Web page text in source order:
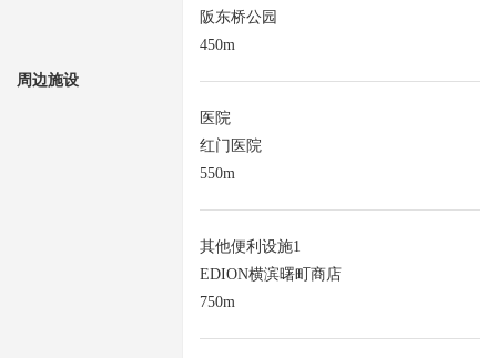
周边施设
阪东桥公园
450m
医院
红门医院
550m
其他便利设施1
EDION横滨曙町商店
750m